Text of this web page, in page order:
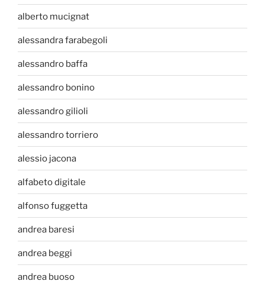
alberto mucignat
alessandra farabegoli
alessandro baffa
alessandro bonino
alessandro gilioli
alessandro torriero
alessio jacona
alfabeto digitale
alfonso fuggetta
andrea baresi
andrea beggi
andrea buoso